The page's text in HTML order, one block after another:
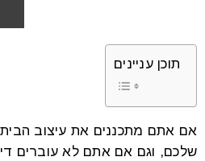
תוכן עניינים
אם אתם מתכננים את עיצוב
שלכם, וגם אם אתם לא עוברים